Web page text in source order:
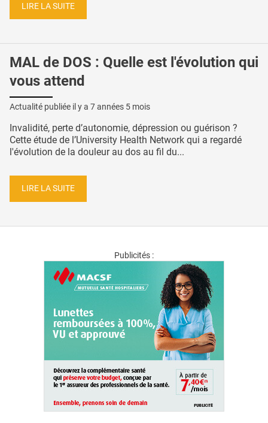
LIRE LA SUITE
MAL de DOS : Quelle est l'évolution qui
vous attend
Actualité publiée il y a 7 années 5 mois
Invalidité, perte d’autonomie, dépression ou guérison ?
Cette étude de l’University Health Network qui a regardé
l'évolution de la douleur au dos au fil du...
LIRE LA SUITE
Publicités :